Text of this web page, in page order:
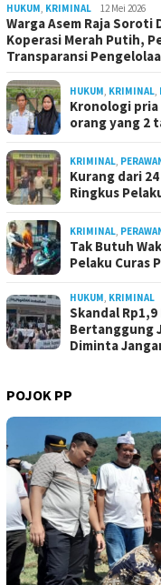
HUKUM KRIMINAL 12 Mei 2026
Warga Asem Raja
Koperasi Merah Putih,
Transparansi
HUKUM KRIMINAL
Kronologi pria
orang yang 2
KRIMINAL
Kurang dari
Ringkus
KRIMINAL
Tak Butuh
Pelaku Curas
HUKUM KRIMINAL
Skandal
Bertanggung
Diminta
POJOK PP